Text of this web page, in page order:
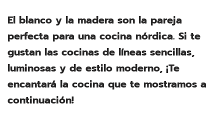
El blanco y la madera son la pareja
perfecta para una cocina nórdica. Si te
gustan las cocinas de líneas sencillas,
luminosas y de estilo moderno, ¡Te
encantará la cocina que te mostramos a
continuación!